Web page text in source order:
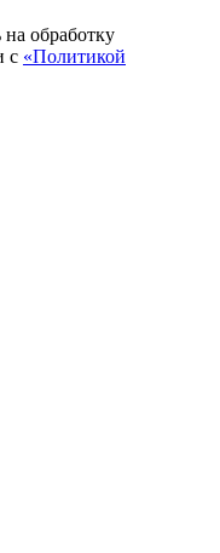
обработку
с «Политикой